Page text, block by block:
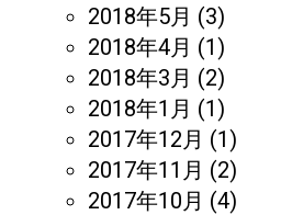
2018年5月 (3)
2018年4月 (1)
2018年3月 (2)
2018年1月 (1)
2017年12月 (1)
2017年11月 (2)
2017年10月 (4)